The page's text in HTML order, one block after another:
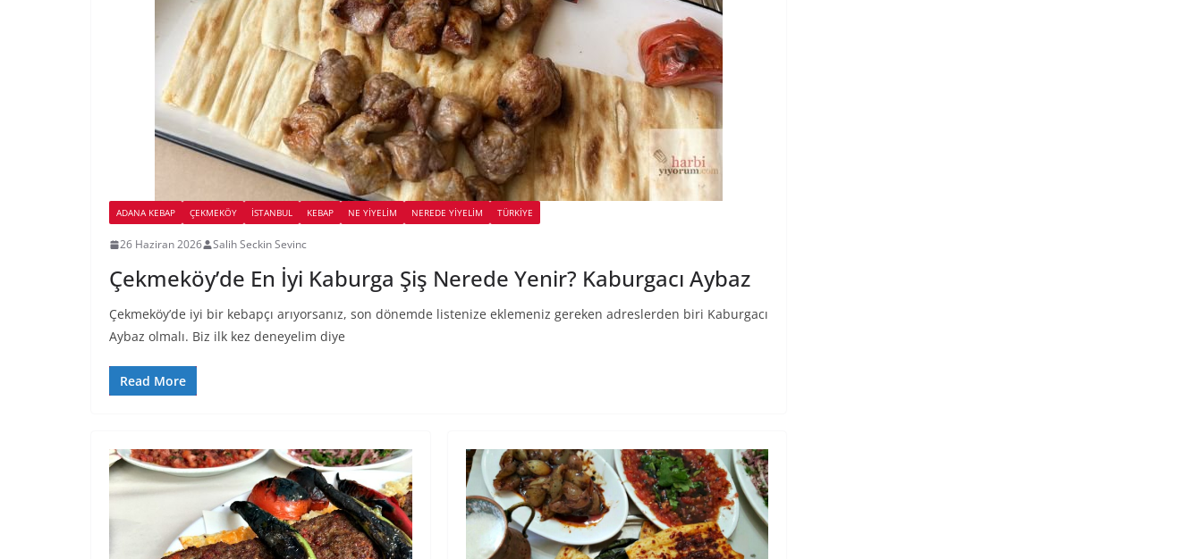
ADANA KEBAP ÇEKMEKÖY İSTANBUL KEBAP NE YİYELİM NEREDE YİYELİM TÜRKIYE
26 Haziran 2026 Salih Seckin Sevinc
Çekmeköy’de En İyi Kaburga Şiş Nerede Yenir? Kaburgacı Aybaz
Çekmeköy’de iyi bir kebapçı arıyorsanız, son dönemde listenize eklemeniz gereken adreslerden biri Kaburgacı
Aybaz olmalı. Biz ilk kez deneyelim diye
Read More